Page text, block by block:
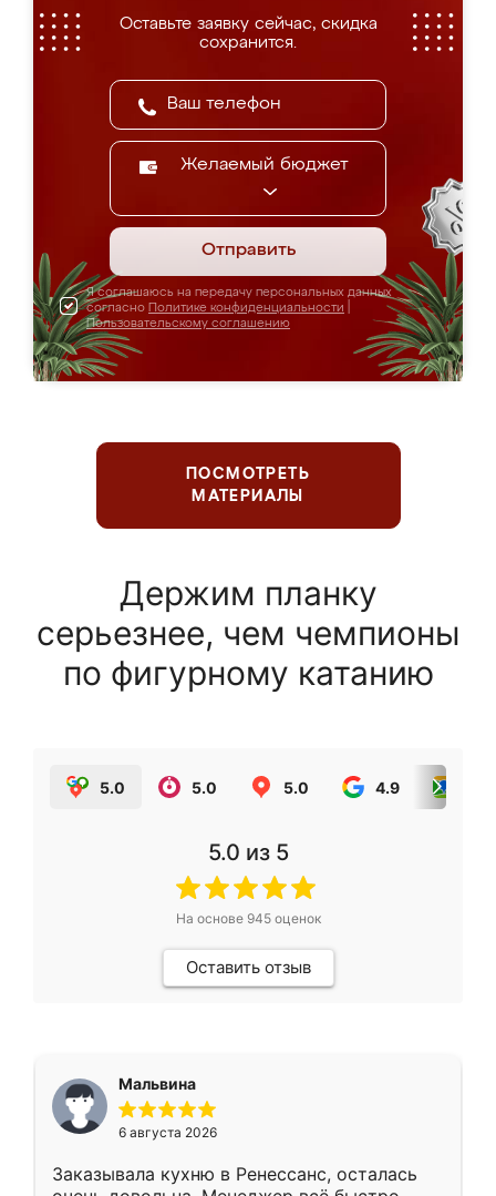
Оставьте заявку сейчас, скидка
сохранится.
Желаемый бюджет
Отправить
Я соглашаюсь на передачу персональных данных
согласно Политике конфиденциальности
Пользовательскому соглашению
ПОСМОТРЕТЬ
МАТЕРИАЛЫ
Держим планку
серьезнее, чем чемпионы
по фигурному катанию
5.0 5.0 5.0 4.9
5.0 из 5
На основе 945оценок
Оставить отзыв
Мальвина
6 августа 2026
Заказывала кухню в Ренессанс, осталась